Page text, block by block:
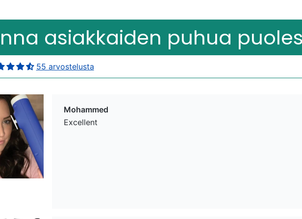
asiakkaiden puhua
55 arvostelusta
Mohammed
Excellent